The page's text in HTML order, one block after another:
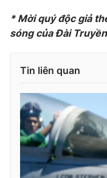
Sản phẩm
Tư vấn
Giao lưu trực
Chuyên mục khác
Emagazine
* Mời quý độc giả
sóng của Đài
Tin liên quan